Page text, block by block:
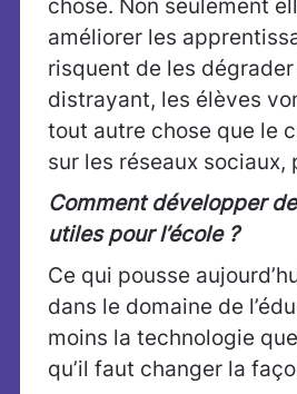
chose. Non seulement
améliorer les
risquent de les dégrader
distrayant, les élèves
tout autre chose que le
sur les réseaux
Comment développer
utiles pour l’école ?
Ce qui pousse
dans le domaine de
moins la technologie
qu’il faut changer la